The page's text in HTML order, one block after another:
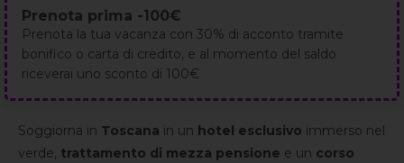
Prenota prima -100€
Prenota la tua vacanza con 30% di acconto tramite
bonifico o carta di credito, e al momento del saldo
riceverai uno sconto di 100€
Soggiorna in Toscana in un hotel esclusivo immerso nel
verde, trattamento di mezza pensione e un corso